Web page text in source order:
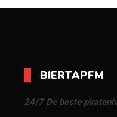
BIERTAPFM
24/7 De beste